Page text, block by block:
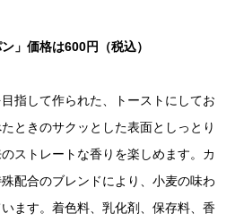
」価格は600円（税込）
指して作られた、トーストにしてお
ときのサクッとした表面としっとり
ストレートな香りを楽しめます。カ
配合のブレンドにより、小麦の味わ
ます。着色料、乳化剤、保存料、香